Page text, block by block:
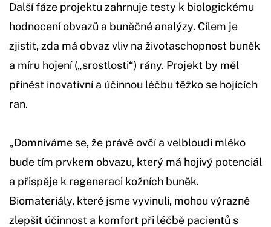
Další fáze projektu zahrnuje testy k biologickému
hodnocení obvazů a buněčné analýzy. Cílem je
zjistit, zda má obvaz vliv na životaschopnost buněk
a míru hojení („srostlosti“) rány. Projekt by měl
přinést inovativní a účinnou léčbu těžko se hojících
ran.
„Domníváme se, že právě ovčí a velbloudí mléko
bude tím prvkem obvazu, který má hojivý potenciál
a přispěje k regeneraci kožních buněk.
Biomateriály, které jsme vyvinuli, mohou výrazně
zlepšit účinnost a komfort při léčbě pacientů s